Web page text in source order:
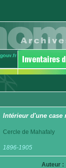
Intérieur d'une case
Cercle de Mahafaly
1896-1905
Auteur :